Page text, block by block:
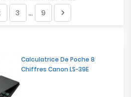
3 … 9 
Calculatrice De Poche 8
Chiffres Canon LS-39E